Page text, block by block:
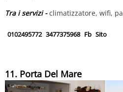
Tra i servizi -climatizzatore, wifi,
0102495772 3477375968 Fb Sito
11. Porta Del Mare